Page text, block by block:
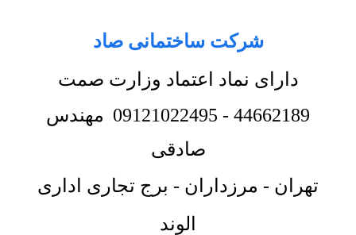
شرکت ساختمانی صاد
دارای نماد اعتماد وزارت صمت
44662189
-
09121022495 مهندس
صادقی
تهران - مرزداران - برج تجاری اداری
الوند